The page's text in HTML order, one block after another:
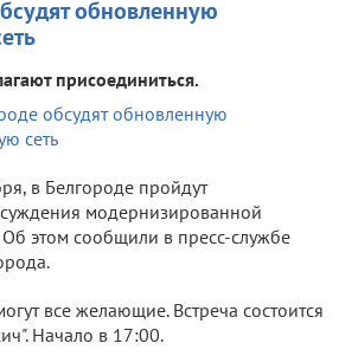
обновленную
присоединиться.
в Белгороде пройдут
модернизированной
этом сообщили в пресс-службе
все желающие. Встреча состоится
Начало в 17:00.